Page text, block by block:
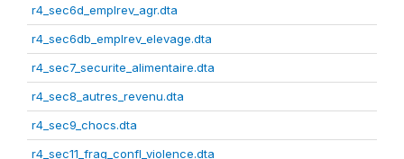
r4_sec6d_emplrev_agr.dta
r4_sec6db_emplrev_elevage.dta
r4_sec7_securite_alimentaire.dta
r4_sec8_autres_revenu.dta
r4_sec9_chocs.dta
r4_sec11_frag_confl_violence.dta